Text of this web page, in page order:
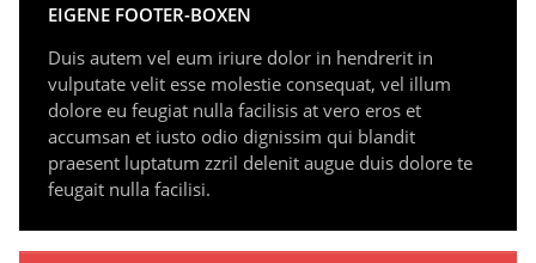
EIGENE FOOTER-BOXEN
Duis autem vel eum iriure dolor in hendrerit in
vulputate velit esse molestie consequat, vel illum
dolore eu feugiat nulla facilisis at vero eros et
accumsan et iusto odio dignissim qui blandit
praesent luptatum zzril delenit augue duis dolore te
feugait nulla facilisi.